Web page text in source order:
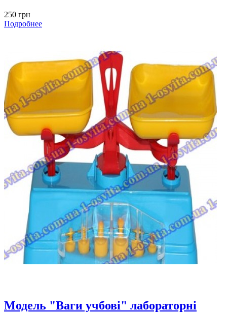
250 грн
Подробнее
Модель "Ваги учбові" лабораторні